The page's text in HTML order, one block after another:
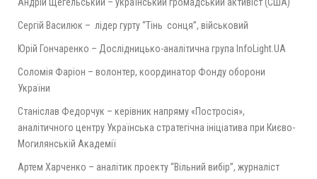
Андрій Щегельський – український громадський активіст (США)
Сергій Василюк – лідер гурту “Тінь сонця”, військовий
Юрій Гончаренко – Дослідницько-аналітична група InfoLight.UA
Соломія Фаріон – волонтер, координатор Фонду оборони
України
Станіслав Федорчук – керівник напряму «Постросія»,
аналітичного центру Українська стратегічна ініціатива при Києво-
Могилянській Академії
Артем Харченко – аналітик проекту “Вільний вибір”, журналіст